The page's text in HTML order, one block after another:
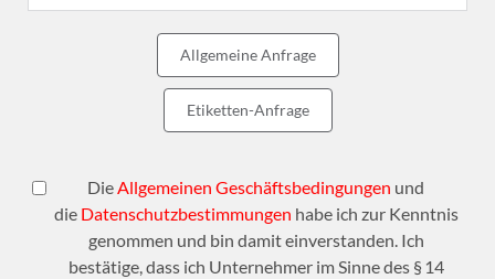
Allgemeine Anfrage
Etiketten-Anfrage
DieAllgemeinen Geschäftsbedingungen und
die Datenschutzbestimmungen habe ich zur Kenntnis
genommen und bin damit einverstanden. Ich
bestätige, dass ich Unternehmer im Sinne des § 14